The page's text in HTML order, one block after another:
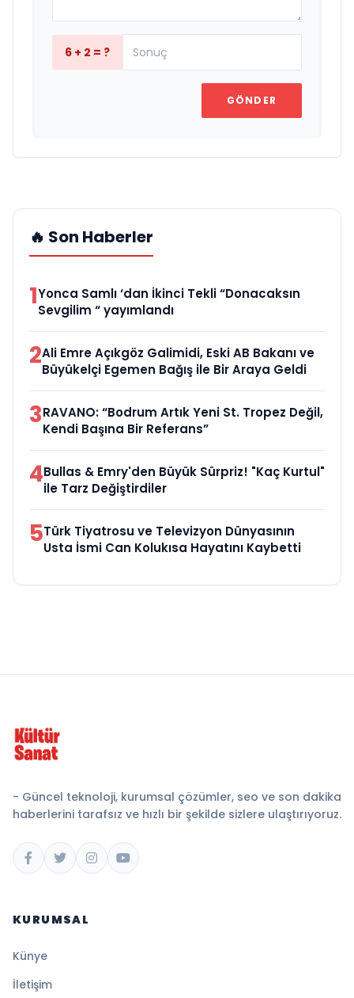
6 + 2 = ?
GÖNDER
🔥 Son Haberler
1Yonca Samlı ‘dan İkinci Tekli “Donacaksın
Sevgilim “ yayımlandı
2Ali Emre Açıkgöz Galimidi, Eski AB Bakanı ve
Büyükelçi Egemen Bağış ile Bir Araya Geldi
3RAVANO: “Bodrum Artık Yeni St. Tropez Değil,
Kendi Başına Bir Referans”
4Bullas & Emry'den Büyük Sürpriz! "Kaç Kurtul"
ile Tarz Değiştirdiler
5Türk Tiyatrosu ve Televizyon Dünyasının
Usta İsmi Can Kolukısa Hayatını Kaybetti
- Güncel teknoloji, kurumsal çözümler, seo ve son dakika
haberlerini tarafsız ve hızlı bir şekilde sizlere ulaştırıyoruz.
KURUMSAL
Künye
İletişim